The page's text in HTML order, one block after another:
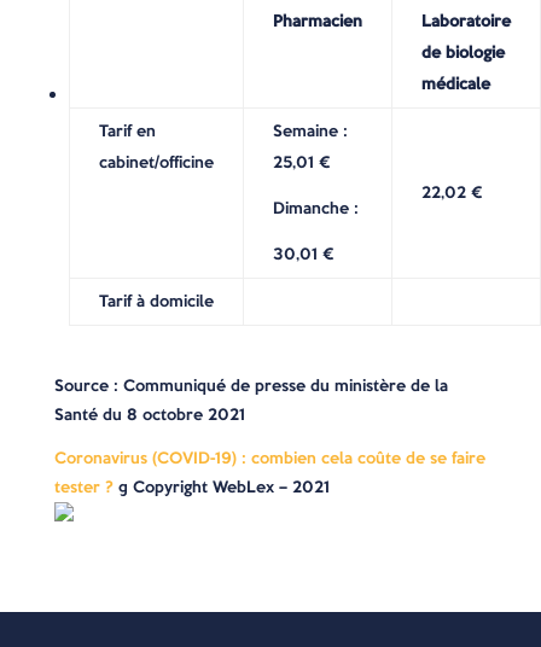
Pharmacien
Laboratoire
de biologie
médicale
Tarif en
cabinet/officine
Semaine :
25,01 €
Dimanche :
30,01 €
22,02 €
Tarif à domicile
Source : Communiqué de presse du ministère de la
Santé du 8 octobre 2021
Coronavirus (COVID-19) : combien cela coûte de se faire
tester ?© Copyright WebLex – 2021